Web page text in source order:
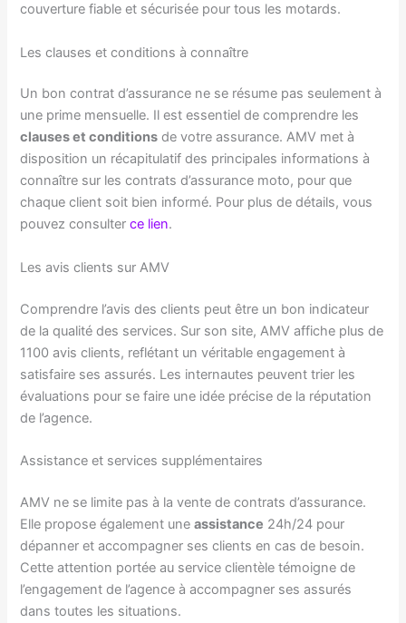
couverture fiable et sécurisée pour tous les motards.
Les clauses et conditions à connaître
Un bon contrat d’assurance ne se résume pas seulement à
une prime mensuelle. Il est essentiel de comprendre les
clauses et conditions de votre assurance. AMV met à
disposition un récapitulatif des principales informations à
connaître sur les contrats d’assurance moto, pour que
chaque client soit bien informé. Pour plus de détails, vous
pouvez consulterce lien.
Les avis clients sur AMV
Comprendre l’avis des clients peut être un bon indicateur
de la qualité des services. Sur son site, AMV affiche plus de
1100 avis clients, reflétant un véritable engagement à
satisfaire ses assurés. Les internautes peuvent trier les
évaluations pour se faire une idée précise de la réputation
de l’agence.
Assistance et services supplémentaires
AMV ne se limite pas à la vente de contrats d’assurance.
Elle propose également uneassistance 24h/24 pour
dépanner et accompagner ses clients en cas de besoin.
Cette attention portée au service clientèle témoigne de
l’engagement de l’agence à accompagner ses assurés
dans toutes les situations.